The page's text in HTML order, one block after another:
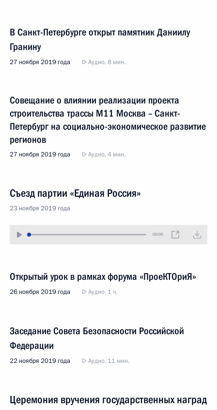
В Санкт-Петербурге открыт памятник Даниилу
Гранину
27 ноября 2019 года Аудио, 8 мин.
Совещание о влиянии реализации проекта
строительства трассы М11 Москва – Санкт-
Петербург на социально-экономическое развитие
регионов
27 ноября 2019 года Аудио, 4 мин.
Съезд партии «Единая Россия»
23 ноября 2019 года
00:00
Открытый урок в рамках форума «ПроеКТОриЯ»
26 ноября 2019 года Аудио, 1 ч.
Заседание Совета Безопасности Российской
Федерации
22 ноября 2019 года Аудио, 11 мин.
Церемония вручения государственных наград